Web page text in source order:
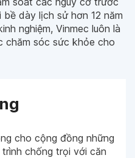
dày lịch sử hơn 12 năm
nghiệm, Vinmec luôn là
chăm sóc sức khỏe cho
cho cộng đồng những
chống trọi với căn